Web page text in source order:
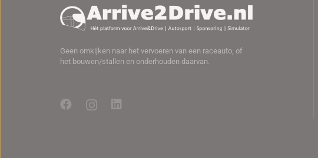
Geen omkijken naar het vervoeren van een raceauto, of
het bouwen/stallen en onderhouden daarvan.